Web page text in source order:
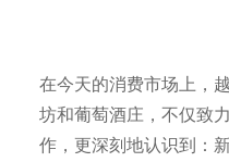
在今天的消费市场上，
坊和葡萄酒庄，不仅致
作，更深刻地认识到：